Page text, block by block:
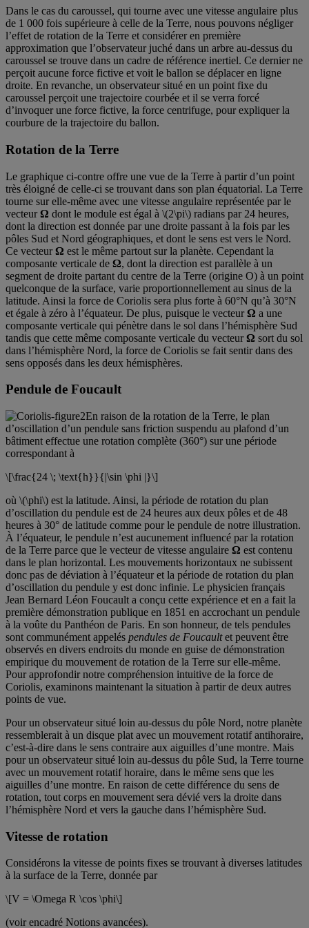
Dans le cas du caroussel, qui tourne avec une vitesse angulaire plus
de 1 000 fois supérieure à celle de la Terre, nous pouvons négliger
l’effet de rotation de la Terre et considérer en première
approximation que l’observateur juché dans un arbre au-dessus du
caroussel se trouve dans un cadre de référence inertiel. Ce dernier ne
perçoit aucune force fictive et voit le ballon se déplacer en ligne
droite. En revanche, un observateur situé en un point fixe du
caroussel perçoit une trajectoire courbée et il se verra forcé
d’invoquer une force fictive, la force centrifuge, pour expliquer la
courbure de la trajectoire du ballon.
Rotation de la Terre
Le graphique ci-contre offre une vue de la Terre à partir d’un point
très éloigné de celle-ci se trouvant dans son plan équatorial. La Terre
tourne sur elle-même avec une vitesse angulaire représentée par le
vecteurΩ dont le module est égal à \(2\pi\) radians par 24 heures,
dont la direction est donnée par une droite passant à la fois par les
pôles Sud et Nord géographiques, et dont le sens est vers le Nord.
Ce vecteurΩ est le même partout sur la planète. Cependant la
composante verticale de Ω, dont la direction est parallèle à un
segment de droite partant du centre de la Terre (origine O) à un point
quelconque de la surface, varie proportionnellement au sinus de la
latitude. Ainsi la force de Coriolis sera plus forte à 60°N qu’à 30°N
et égale à zéro à l’équateur. De plus, puisque le vecteurΩ a une
composante verticale qui pénètre dans le sol dans l’hémisphère Sud
tandis que cette même composante verticale du vecteurΩ sort du sol
dans l’hémisphère Nord, la force de Coriolis se fait sentir dans des
sens opposés dans les deux hémisphères.
Pendule de Foucault
En raison de la rotation de la Terre, le plan
d’oscillation d’un pendule sans friction suspendu au plafond d’un
bâtiment effectue une rotation complète (360°) sur une période
correspondant à
\[\frac{24 \; \text{h}}{|\sin \phi |}\]
où \(\phi\) est la latitude. Ainsi, la période de rotation du plan
d’oscillation du pendule est de 24 heures aux deux pôles et de 48
heures à 30° de latitude comme pour le pendule de notre illustration.
À l’équateur, le pendule n’est aucunement influencé par la rotation
de la Terre parce que le vecteur de vitesse angulaire Ω est contenu
dans le plan horizontal. Les mouvements horizontaux ne subissent
donc pas de déviation à l’équateur et la période de rotation du plan
d’oscillation du pendule y est donc infinie. Le physicien français
Jean Bernard Léon Foucault a conçu cette expérience et en a fait la
première démonstration publique en 1851 en accrochant un pendule
à la voûte du Panthéon de Paris. En son honneur, de tels pendules
sont communément appelés pendules de Foucaultet peuvent être
observés en divers endroits du monde en guise de démonstration
empirique du mouvement de rotation de la Terre sur elle-même.
Pour approfondir notre compréhension intuitive de la force de
Coriolis, examinons maintenant la situation à partir de deux autres
points de vue.
Pour un observateur situé loin au-dessus du pôle Nord, notre planète
ressemblerait à un disque plat avec un mouvement rotatif antihoraire,
c’est-à-dire dans le sens contraire aux aiguilles d’une montre. Mais
pour un observateur situé loin au-dessus du pôle Sud, la Terre tourne
avec un mouvement rotatif horaire, dans le même sens que les
aiguilles d’une montre. En raison de cette différence du sens de
rotation, tout corps en mouvement sera dévié vers la droite dans
l’hémisphère Nord et vers la gauche dans l’hémisphère Sud.
Vitesse de rotation
Considérons la vitesse de points fixes se trouvant à diverses latitudes
à la surface de la Terre, donnée par
\[V = \Omega R \cos \phi\]
(voir encadré Notions avancées).